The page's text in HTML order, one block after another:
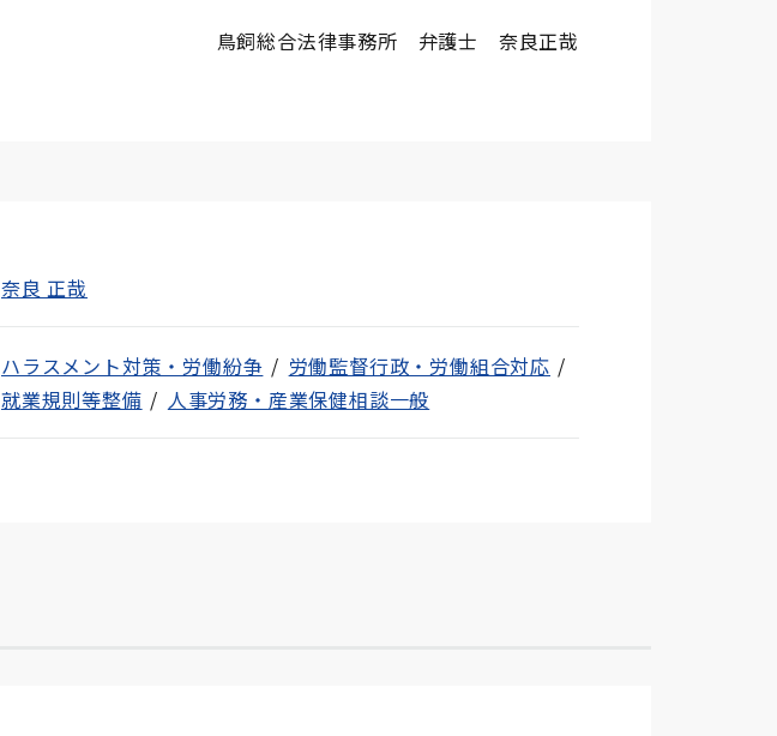
鳥飼総合法律事務所 弁護士 奈良正哉
奈良 正哉
ハラスメント対策・労働紛争
労働監督行政・労働組合対応
就業規則等整備
人事労務・産業保健相談一般